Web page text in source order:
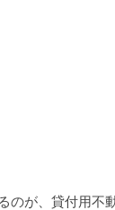
のが、貸付用